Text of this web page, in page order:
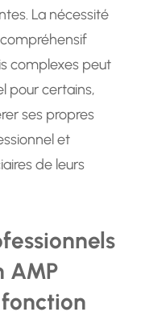
La nécessité
complexes peut
pour certains,
ses propres
et
de leurs
AMP